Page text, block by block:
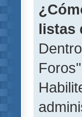
listas